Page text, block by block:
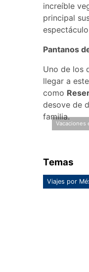
increíble
principal
Pantanos
Uno de los
llegar a
como
desove de
familia.
Vacaciones
Temas
Viajes por